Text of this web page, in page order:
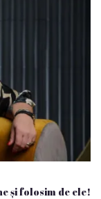
și folosim de ele!